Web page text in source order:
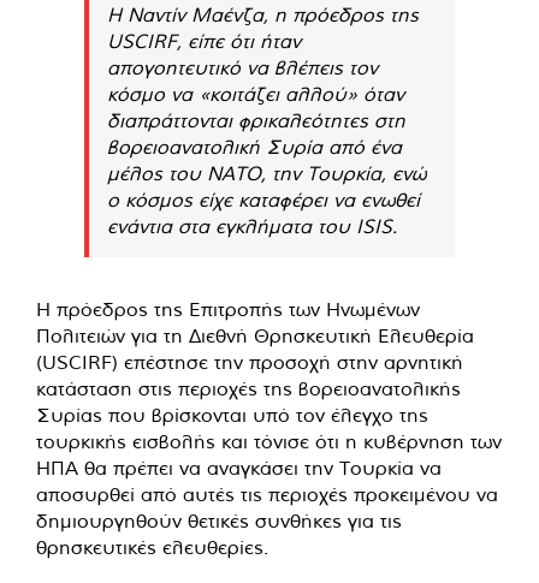
Η Ναντίν Μαένζα, η πρόεδρος της
USCIRF, είπε ότι ήταν
απογοητευτικό να βλέπεις τον
κόσμο να «κοιτάζει αλλού» όταν
διαπράττονται φρικαλεότητες στη
βορειοανατολική Συρία από ένα
μέλος του ΝΑΤΟ, την Τουρκία, ενώ
ο κόσμος είχε καταφέρει να ενωθεί
ενάντια στα εγκλήματα του ISIS.
Η πρόεδρος της Επιτροπής των Ηνωμένων
Πολιτειών για τη Διεθνή Θρησκευτική Ελευθερία
(USCIRF) επέστησε την προσοχή στην αρνητική
κατάσταση στις περιοχές της βορειοανατολικής
Συρίας που βρίσκονται υπό τον έλεγχο της
τουρκικής εισβολής και τόνισε ότι η κυβέρνηση των
ΗΠΑ θα πρέπει να αναγκάσει την Τουρκία να
αποσυρθεί από αυτές τις περιοχές προκειμένου να
δημιουργηθούν θετικές συνθήκες για τις
θρησκευτικές ελευθερίες.